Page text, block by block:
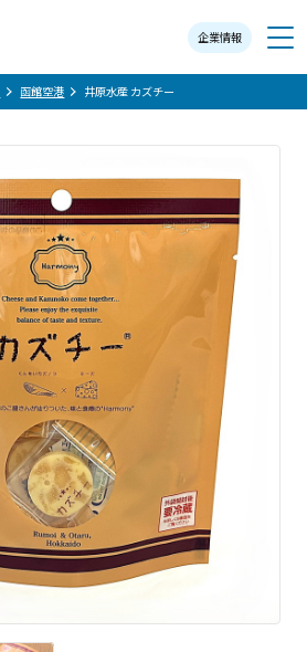
企業情報
メニュー
函館空港 井原水産 カズチー